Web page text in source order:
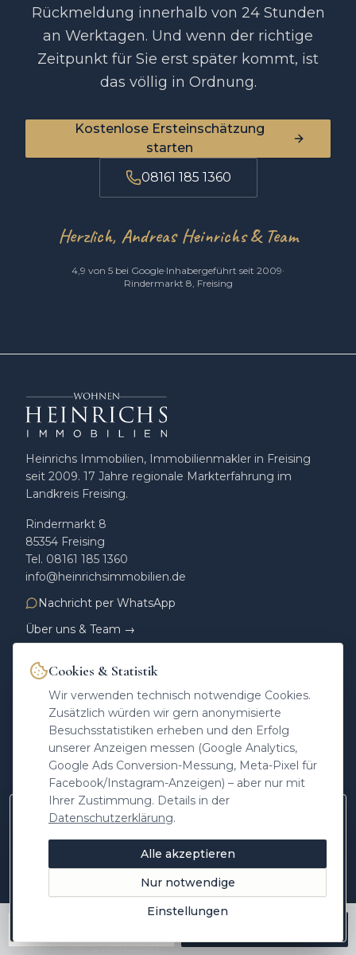
Rückmeldung innerhalb von 24 Stunden
an Werktagen. Und wenn der richtige
Zeitpunkt für Sie erst später kommt, ist
das völlig in Ordnung.
Kostenlose Ersteinschätzung
starten
08161 185 1360
Herzlich, Andreas Heinrichs & Team
4,9 von 5 bei Google·Inhabergeführt seit 2009·
Rindermarkt 8, Freising
Heinrichs Immobilien, Immobilienmakler in Freising
seit 2009. 17 Jahre regionale Markterfahrung im
Landkreis Freising.
Rindermarkt 8
85354 Freising
Tel. 08161 185 1360
info@heinrichsimmobilien.de
Nachricht per WhatsApp
Über uns & Team →
Was uns unterscheidet →
Andreas HeinrichsPresse
LEISTUNGEN
Immobilie verkaufen
Diskret verkaufen (Off-Market)
Immobilienbewertung
Leistungen für Verkäufer
Referenzen
Newsletter & Marktbrief
Neue Objekte zuerst auf Instagram
Marktwissen aus Freising, Einblicke hinter die
Kulissen und Objekte vor allen anderen –
folgen Sie @heinrichs.immobilien.
Jetzt folgen Später
Cookies & Statistik
Wir verwenden technisch notwendige Cookies.
Zusätzlich würden wir gern anonymisierte
Besuchsstatistiken erheben und den Erfolg
unserer Anzeigen messen (Google Analytics,
Google Ads Conversion-Messung, Meta-Pixel für
Facebook/Instagram-Anzeigen) – aber nur mit
Ihrer Zustimmung. Details in der
Datenschutzerklärung.
Alle akzeptieren
Nur notwendige
Einstellungen